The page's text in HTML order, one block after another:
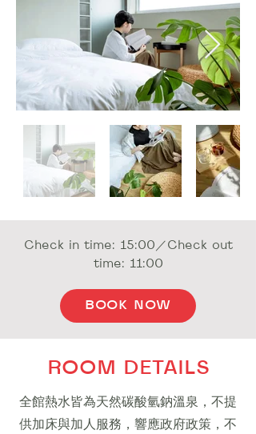
Check in time: 15:00／Check out
time: 11:00
BOOK NOW
ROOM DETAILS
全館熱水皆為天然碳酸氫鈉溫泉，不提
供加床與加人服務，響應政府政策，不